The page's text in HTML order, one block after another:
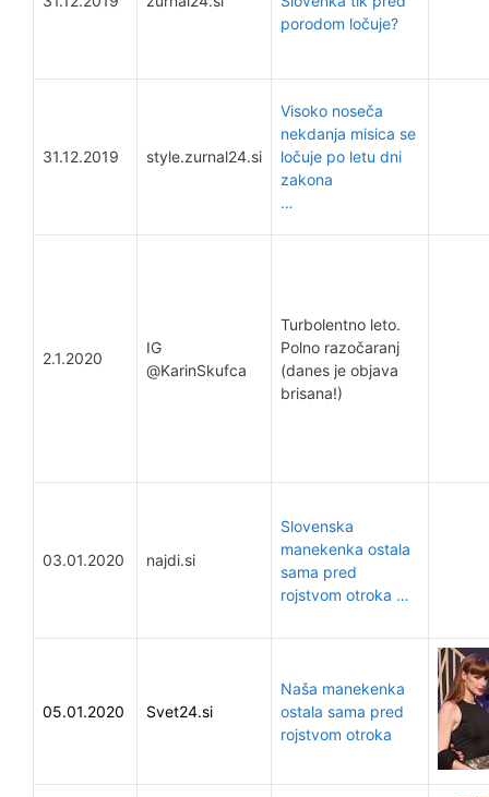
porodom ločuje?
31.12.2019 style.zurnal24.si
Visoko noseča
nekdanja misica se
ločuje po letu dni
zakona
…
2.1.2020
IG
@KarinSkufca
Turbolentno leto.
Polno razočaranj
(danes je objava
brisana!)
03.01.2020 najdi.si
Slovenska
manekenka ostala
sama pred
rojstvom otroka …
05.01.2020 Svet24.si
Naša manekenka
ostala sama pred
rojstvom otroka